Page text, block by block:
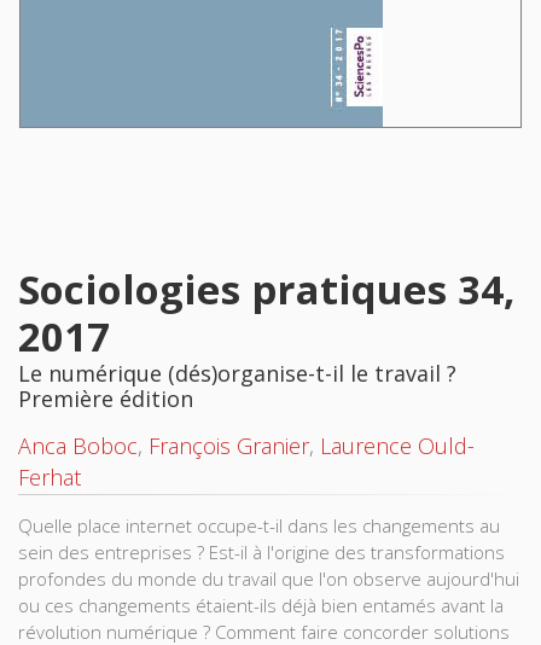
Sociologies pratiques 34,
2017
Le numérique (dés)organise-t-il le travail ?
Première édition
Anca Boboc, François Granier, Laurence Ould-
Ferhat
Quelle place internet occupe-t-il dans les changements au
sein des entreprises ? Est-il à l'origine des transformations
profondes du monde du travail que l'on observe aujourd'hui
ou ces changements étaient-ils déjà bien entamés avant la
révolution numérique ? Comment faire concorder solutions